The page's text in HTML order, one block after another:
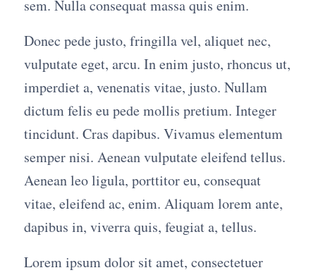
sem. Nulla consequat massa quis enim.
Donec pede justo, fringilla vel, aliquet nec,
vulputate eget, arcu. In enim justo, rhoncus ut,
imperdiet a, venenatis vitae, justo. Nullam
dictum felis eu pede mollis pretium. Integer
tincidunt. Cras dapibus. Vivamus elementum
semper nisi. Aenean vulputate eleifend tellus.
Aenean leo ligula, porttitor eu, consequat
vitae, eleifend ac, enim. Aliquam lorem ante,
dapibus in, viverra quis, feugiat a, tellus.
Lorem ipsum dolor sit amet, consectetuer